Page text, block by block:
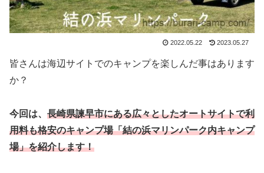
2022.05.22 2023.05.27
皆さんは海辺サイトでのキャンプを楽しんだ事はあります
か？
今回は、 長崎県諫早市にある広々としたオートサイトで利
用料も格安のキャンプ場「結の浜マリンパーク内キャンプ
場」を紹介します！